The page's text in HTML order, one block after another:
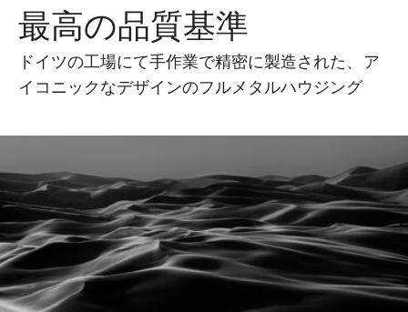
最高の品質基準
ドイツの工場にて手作業で精密に製造された、ア
イコニックなデザインのフルメタルハウジング